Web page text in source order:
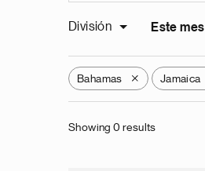
División Este mes
Bahamas X Jamaica
Showing 0 results